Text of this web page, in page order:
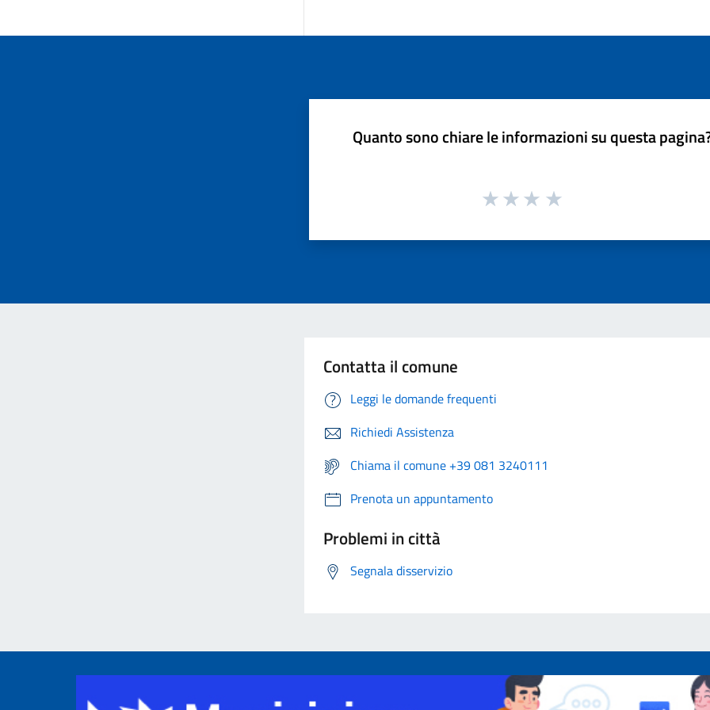
Quanto sono chiare le informazioni su questa
Contatta il comune
Leggi le domande frequenti
Richiedi Assistenza
Chiama il comune +39 081 3240111
Prenota un appuntamento
Problemi in città
Segnala disservizio